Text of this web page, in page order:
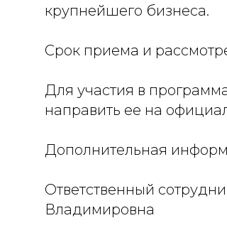
крупнейшего бизнеса.
Срок приема и
Для участия в
направить ее на
Дополнительная
Ответственный
Владимировна